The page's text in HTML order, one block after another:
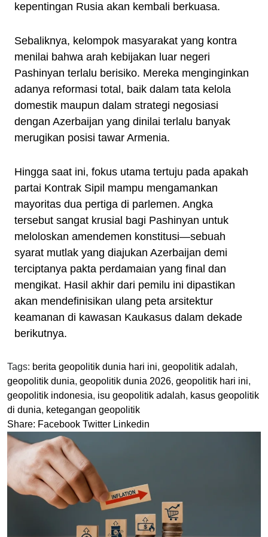
kepentingan Rusia akan kembali berkuasa.
Sebaliknya, kelompok masyarakat yang kontra
menilai bahwa arah kebijakan luar negeri
Pashinyan terlalu berisiko. Mereka menginginkan
adanya reformasi total, baik dalam tata kelola
domestik maupun dalam strategi negosiasi
dengan Azerbaijan yang dinilai terlalu banyak
merugikan posisi tawar Armenia.
Hingga saat ini, fokus utama tertuju pada apakah
partai Kontrak Sipil mampu mengamankan
mayoritas dua pertiga di parlemen. Angka
tersebut sangat krusial bagi Pashinyan untuk
meloloskan amendemen konstitusi—sebuah
syarat mutlak yang diajukan Azerbaijan demi
terciptanya pakta perdamaian yang final dan
mengikat. Hasil akhir dari pemilu ini dipastikan
akan mendefinisikan ulang peta arsitektur
keamanan di kawasan Kaukasus dalam dekade
berikutnya.
Tags: berita geopolitik dunia hari ini, geopolitik adalah,
geopolitik dunia, geopolitik dunia 2026, geopolitik hari ini,
geopolitik indonesia, isu geopolitik adalah, kasus geopolitik
di dunia, ketegangan geopolitik
Share: Facebook Twitter Linkedin